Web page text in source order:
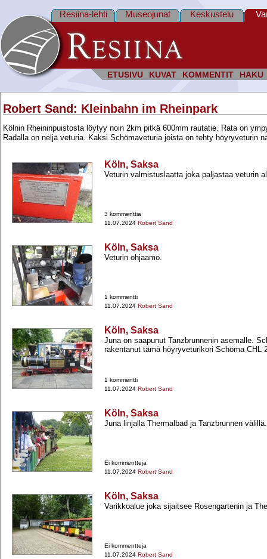
ETUSIVU KUVAT KOMMENTIT HAKU
Resiina-lehti Museojunat Keskustelu
Robert Sand : Kleinbahn im Rheinpark
Kölnin Rheininpuistosta löytyy noin 2km pitkä 600mm rautatie. Rata on
Radalla on neljä veturia. Kaksi Schömaveturia joista on tehty höyryveturin
Köln, Saksa
Veturin valmistuslaatta joka paljastaa veturin
3 kommenttia
11.07.2024 Robert Sand
Köln, Saksa
Veturin ohjaamo.
1 kommentti
11.07.2024 Robert Sand
Köln, Saksa
Juna on saapunut Tanzbrunnenin asemalle.
rakentanut tämä höyryveturikori Schöma CHL
1 kommentti
11.07.2024 Robert Sand
Köln, Saksa
Juna linjalla Thermalbad ja Tanzbrunnen välillä.
Ei kommentteja
11.07.2024 Robert Sand
Köln, Saksa
Varikkoalue joka sijaitsee Rosengartenin ja
Ei kommentteja
11.07.2024 Robert Sand